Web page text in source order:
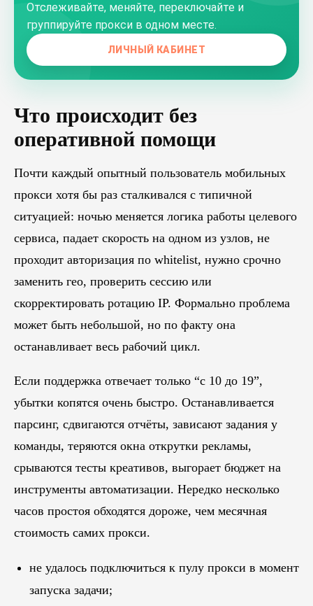
Отслеживайте, меняйте, переключайте и
группируйте прокси в одном месте.
ЛИЧНЫЙ КАБИНЕТ
Что происходит без
оперативной помощи
Почти каждый опытный пользователь мобильных
прокси хотя бы раз сталкивался с типичной
ситуацией: ночью меняется логика работы целевого
сервиса, падает скорость на одном из узлов, не
проходит авторизация по whitelist, нужно срочно
заменить гео, проверить сессию или
скорректировать ротацию IP. Формально проблема
может быть небольшой, но по факту она
останавливает весь рабочий цикл.
Если поддержка отвечает только “с 10 до 19”,
убытки копятся очень быстро. Останавливается
парсинг, сдвигаются отчёты, зависают задания у
команды, теряются окна открутки рекламы,
срываются тесты креативов, выгорает бюджет на
инструменты автоматизации. Нередко несколько
часов простоя обходятся дороже, чем месячная
стоимость самих прокси.
не удалось подключиться к пулу прокси в момент
запуска задачи;